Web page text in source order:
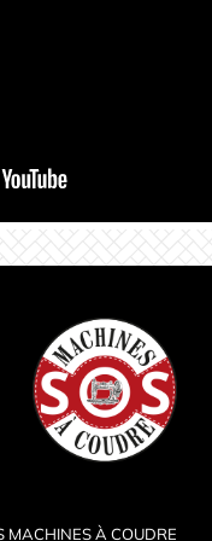
MACHINES À COUDRE